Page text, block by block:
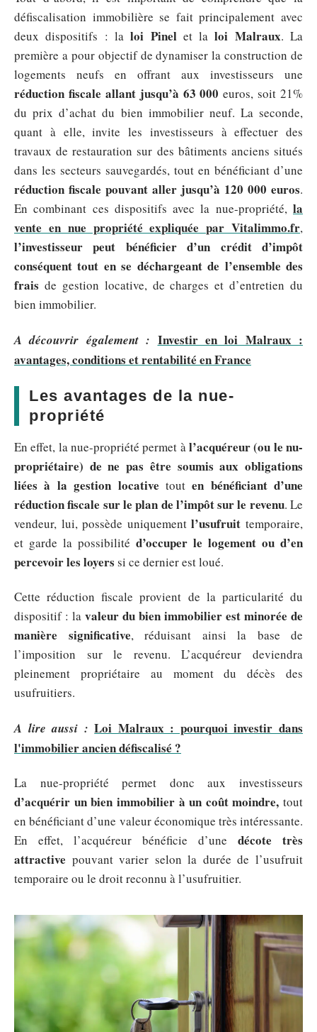
défiscalisation immobilière se fait principalement avec
deux dispositifs : laloi Pinel et laloi Malraux. La
première a pour objectif de dynamiser la construction de
logements neufs en offrant aux investisseurs une
réduction fiscale allant jusqu’à 63 000euros, soit 21%
du prix d’achat du bien immobilier neuf. La seconde,
quant à elle, invite les investisseurs à effectuer des
travaux de restauration sur des bâtiments anciens situés
dans les secteurs sauvegardés, tout en bénéficiant d’une
réduction fiscale pouvant aller jusqu’à 120 000 euros.
En combinant ces dispositifs avec la nue-propriété, la
vente en nue propriété expliquée par Vitalimmo.fr,
l’investisseur peut bénéficier d’un crédit d’impôt
conséquent tout en se déchargeant de l’ensemble des
frais de gestion locative, de charges et d’entretien du
bien immobilier.
A découvrir également : Investir en loi Malraux :
avantages, conditions et rentabilité en France
Les avantages de la nue-
propriété
En effet, la nue-propriété permet à l’acquéreur (ou le nu-
propriétaire) de ne pas être soumis aux obligations
liées à la gestion locative touten bénéficiant d’une
réduction fiscale sur le plan de l’impôt sur le revenu. Le
vendeur, lui, possède uniquementl’usufruittemporaire,
et garde la possibilité d’occuper le logement ou d’en
percevoir les loyers si ce dernier est loué.
Cette réduction fiscale provient de la particularité du
dispositif : la valeur du bien immobilier est minorée de
manière significative, réduisant ainsi la base de
l’imposition sur le revenu. L’acquéreur deviendra
pleinement propriétaire au moment du décès des
usufruitiers.
A lire aussi : Loi Malraux : pourquoi investir dans
l'immobilier ancien défiscalisé ?
La nue-propriété permet donc aux investisseurs
d’acquérir un bien immobilier à un coût moindre, tout
en bénéficiant d’une valeur économique très intéressante.
En effet, l’acquéreur bénéficie d’une décote très
attractive pouvant varier selon la durée de l’usufruit
temporaire ou le droit reconnu à l’usufruitier.